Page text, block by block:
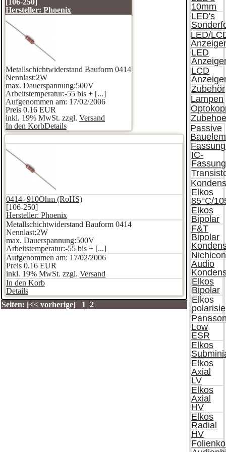
[106-250]
Hersteller: Phoenix
Metallschichtwiderstand Bauform 0414
Nennlast:2W
max. Dauerspannung:500V
Arbeitstemperatur:-55 bis + [...]
Aufgenommen am: 17/02/2006
Preis 0.16 EUR
inkl. 19% MwSt. zzgl. Versand
In den KorbDetails
0414- 910Ohm (RoHS)
[106-250]
Hersteller: Phoenix
Metallschichtwiderstand Bauform 0414
Nennlast:2W
max. Dauerspannung:500V
Arbeitstemperatur:-55 bis + [...]
Aufgenommen am: 17/02/2006
Preis 0.16 EUR
inkl. 19% MwSt. zzgl. Versand
In den Korb
Details
Seiten: [<< vorherige] 1 2
10mm
LED's
LED/
LED
LCD
Zubehör
Lampen
Passive
IC-
Elkos
85°C/
Elkos
Bipolar
F&T
Bipolar
Nichicon
Audio
Elkos
Bipolar
Elkos
Low
ESR
Elkos
Elkos
Axial
LV
Elkos
Axial
HV
Elkos
Radial
HV